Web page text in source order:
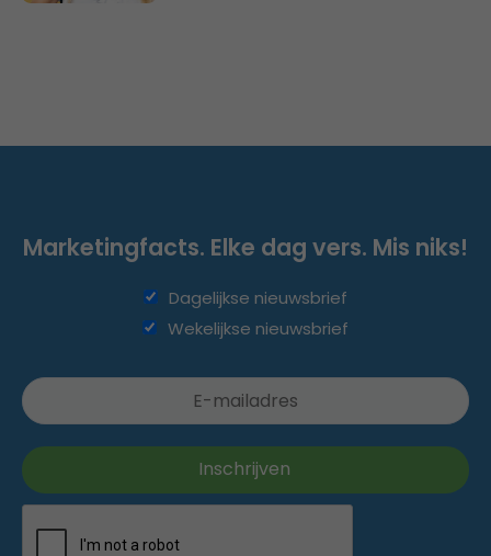
Marketingfacts. Elke dag vers. Mis niks!
Dagelijkse nieuwsbrief
Wekelijkse nieuwsbrief